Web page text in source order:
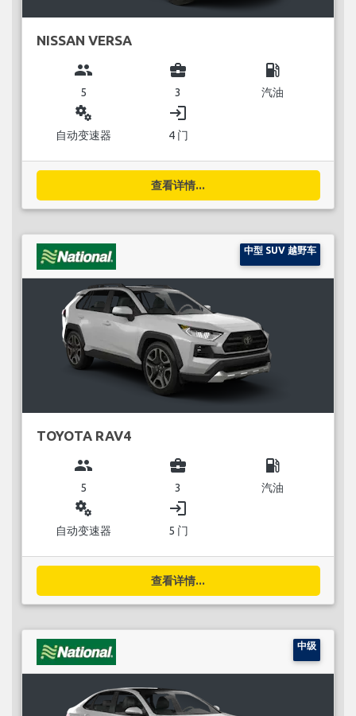
NISSAN VERSA
group
5
business_center
3
local_gas_station
汽油
miscellaneous_services
自动变速器
login
4 门
查看详情...
中型 SUV 越野车
TOYOTA RAV4
group
5
business_center
3
local_gas_station
汽油
miscellaneous_services
自动变速器
login
5 门
查看详情...
中级